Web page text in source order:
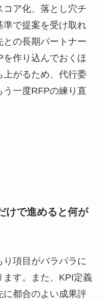
ア化、落とし穴チ
準で提案を受け取れ
との長期パートナー
作り込んでおくほ
上がるため、代行委
一度RFPの練り直
けで進めると何が
項目がバラバラに
す。また、KPI定義
に都合のよい成果評